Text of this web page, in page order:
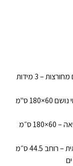
קולב פלסטיק לבן עם וו מתכת מסתובב וכתפיים מחורצות – 3 מידות
שקית אל-בד מתקפלת לשמלות ולבגדים – כיסוי נושם 60×180 ס"מ
כיסוי בגד מתקפל מבד נושם עם רוכסן וידית נשיאה – 60×180 ס״מ
44.5 ס״מ